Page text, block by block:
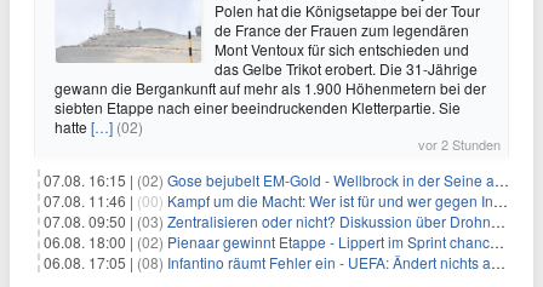
Polen hat die Königsetappe bei der Tour
de France der Frauen zum legendären
Mont Ventoux für sich entschieden und
das Gelbe Trikot erobert. Die 31-Jährige
gewann die Bergankunft auf mehr als 1.900 Höhenmetern bei der
siebten Etappe nach einer beeindruckenden Kletterpartie. Sie
hatte […] (02)
vor 2 Stunden
07.08. 16:15 | (02) Gose bejubelt EM-Gold - Wellbrock in der Seine ausgebremst
07.08. 11:46 | (00) Kampf um die Macht: Wer ist für und wer gegen Infantino?
07.08. 09:50 | (03) Zentralisieren oder nicht? Diskussion über Drohnenabwehr
06.08. 18:00 | (02) Pienaar gewinnt Etappe - Lippert im Sprint chancenlos
06.08. 17:05 | (08) Infantino räumt Fehler ein - UEFA: Ändert nichts an Boykott